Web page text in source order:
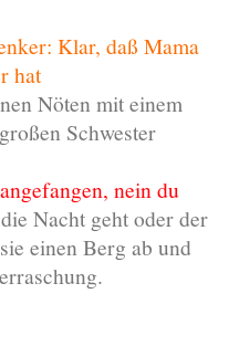
Klar, daß Mama
hat
Nöten mit einem
Schwester
nein du
Nacht geht oder der
einen Berg ab und